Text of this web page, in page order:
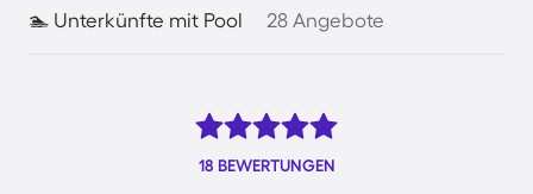
🏊 Unterkünfte mit Pool 28 Angebote
18 BEWERTUNGEN